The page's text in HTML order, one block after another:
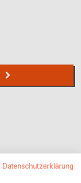
Datenschutzerklärung